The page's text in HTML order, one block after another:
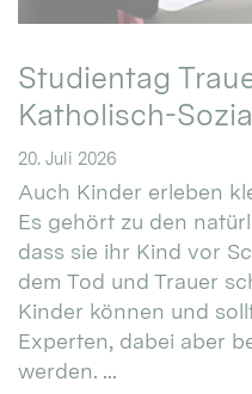
Studientag
Katholisch-
20. Juli 2026
Auch Kinder erleben
Es gehört zu den
dass sie ihr Kind vor
dem Tod und Trauer
Kinder können und
Experten, dabei aber
werden. ...